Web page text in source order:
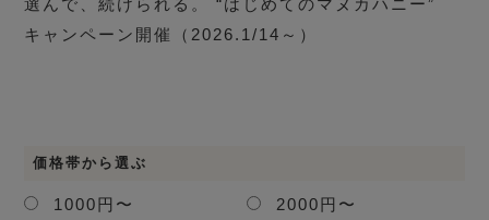
選んで、続けられる。 “はじめてのマヌカハニー”
キャンペーン開催（2026.1/14～）
価格帯から選ぶ
1000円〜 2000円〜